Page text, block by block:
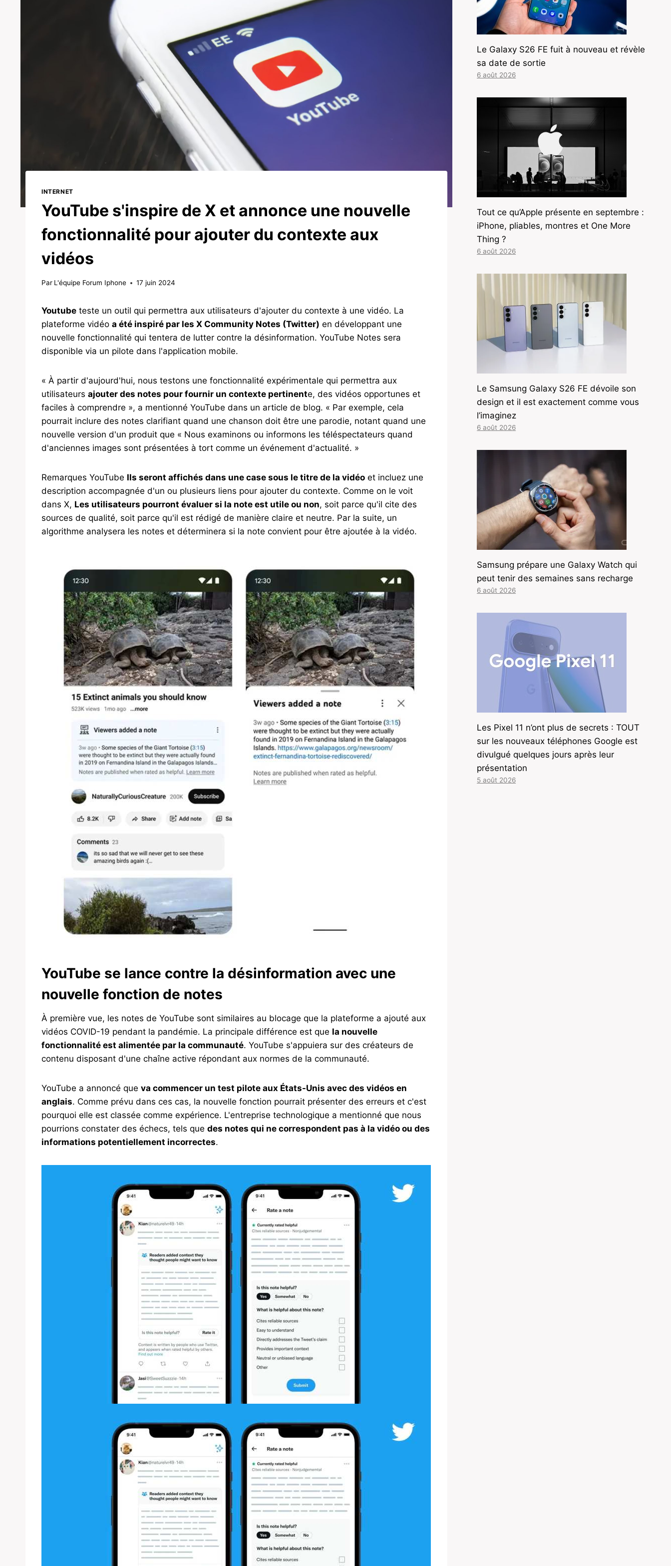
INTERNET
YouTube s'inspire de X et annonce une nouvelle
fonctionnalité pour ajouter du contexte aux
vidéos
Par L'équipe Forum Iphone 17 juin 2024
Youtube teste un outil qui permettra aux utilisateurs d'ajouter du contexte à une vidéo. La
plateforme vidéo a été inspiré par les X Community Notes (Twitter) en développant une
nouvelle fonctionnalité qui tentera de lutter contre la désinformation. YouTube Notes sera
disponible via un pilote dans l'application mobile.
« À partir d'aujourd'hui, nous testons une fonctionnalité expérimentale qui permettra aux
utilisateurs ajouter des notes pour fournir un contexte pertinente, des vidéos opportunes et
faciles à comprendre », a mentionné YouTube dans un article de blog. « Par exemple, cela
pourrait inclure des notes clarifiant quand une chanson doit être une parodie, notant quand une
nouvelle version d'un produit que « Nous examinons ou informons les téléspectateurs quand
d'anciennes images sont présentées à tort comme un événement d'actualité. »
Remarques YouTube Ils seront affichés dans une case sous le titre de la vidéo et incluez une
description accompagnée d'un ou plusieurs liens pour ajouter du contexte. Comme on le voit
dans X, Les utilisateurs pourront évaluer si la note est utile ou non, soit parce qu'il cite des
sources de qualité, soit parce qu'il est rédigé de manière claire et neutre. Par la suite, un
algorithme analysera les notes et déterminera si la note convient pour être ajoutée à la vidéo.
YouTube se lance contre la désinformation avec une
nouvelle fonction de notes
À première vue, les notes de YouTube sont similaires au blocage que la plateforme a ajouté aux
vidéos COVID-19 pendant la pandémie. La principale différence est que la nouvelle
fonctionnalité est alimentée par la communauté. YouTube s'appuiera sur des créateurs de
contenu disposant d'une chaîne active répondant aux normes de la communauté.
YouTube a annoncé que va commencer un test pilote aux États-Unis avec des vidéos en
anglais. Comme prévu dans ces cas, la nouvelle fonction pourrait présenter des erreurs et c'est
pourquoi elle est classée comme expérience. L'entreprise technologique a mentionné que nous
pourrions constater des échecs, tels que des notes qui ne correspondent pas à la vidéo ou des
informations potentiellement incorrectes.
Le Galaxy S26 FE fuit à nouveau et révèle
sa date de sortie
6 août 2026
Tout ce qu’Apple présente en septembre :
iPhone, pliables, montres et One More
Thing ?
6 août 2026
Le Samsung Galaxy S26 FE dévoile son
design et il est exactement comme vous
l’imaginez
6 août 2026
Samsung prépare une Galaxy Watch qui
peut tenir des semaines sans recharge
6 août 2026
Les Pixel 11 n’ont plus de secrets : TOUT
sur les nouveaux téléphones Google est
divulgué quelques jours après leur
présentation
5 août 2026